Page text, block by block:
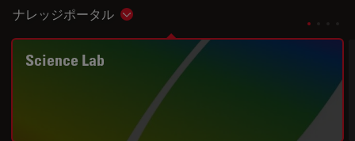
ナレッジポータル Show subnavigation
Science Lab